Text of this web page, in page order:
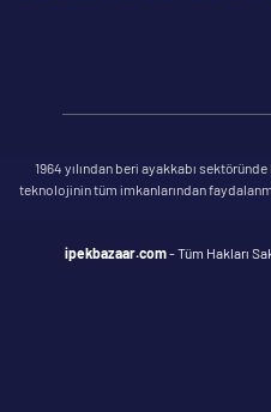
1964 yılından beri ayakkabı
teknolojinin tüm imkanlarından
ipekbazaar.com- Tüm Hakları